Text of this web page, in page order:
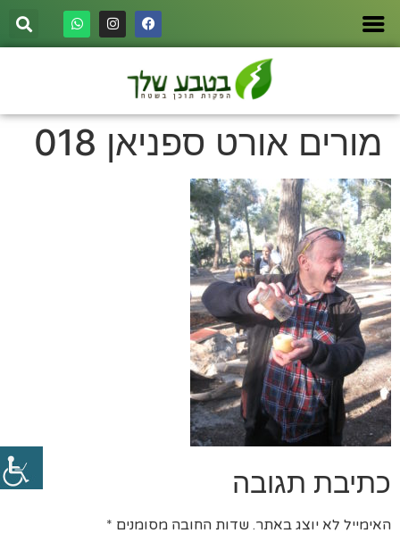
מורים אורט ספניאן 018
כתיבת תגובה
האימייל לא יוצג באתר. שדות החובה מסומנים *